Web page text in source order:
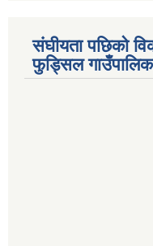
संघीयता पछिको
फुड्सिल